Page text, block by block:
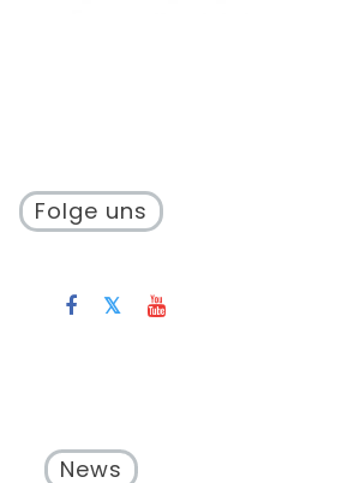
Folge uns
News